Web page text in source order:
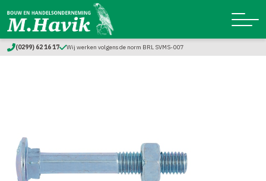
(0299) 62 16 17 Wij werken volgens de norm BRL SVMS-007